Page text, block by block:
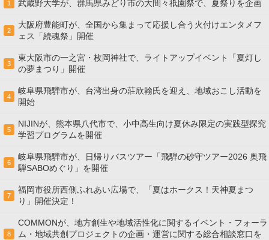
1 武蔵野大学が、群馬県みどり市の大間々祇園祭で、夏祭りを企画
2
大阪府豊能町が、全国から集まって応援し合う火付けエンタメフ
ェス「続魂祭」開催
3
東大阪市の一之宮・枚岡神社で、ライトアップイベント「夏灯し
の夢まつり」開催
4
岐阜県飛騨市が、台湾出身の莊欣翰氏を迎え、地域おこし活動を
開始
5
NIJINが、熊本県八代市で、小中高生向け夏休み限定の実践型探究
学習プログラムを開催
6
岐阜県飛騨市が、日帰りバスツアー「飛騨の砂守ツアー2026 奥飛
騨SABOめぐり」を開催
7
福岡市役所西側ふれあい広場で、「夏はホークス！天神夏まつ
り」開催決定！
8
COMMONが、地方創生や地域活性化に関するイベント・フォーラ
ム・地域共創プロジェクトの企画・運営に関する総合相談窓口を